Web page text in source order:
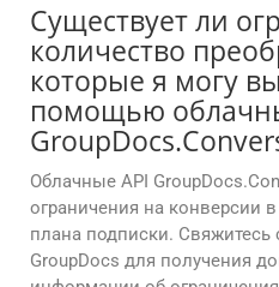
Существует ли
количество
которые я могу
помощью
Облачные API
ограничения на конверсии
плана подписки.
GroupDocs для получения